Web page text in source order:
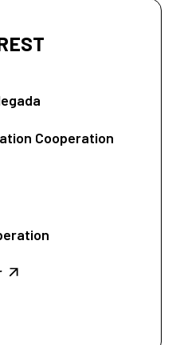
Cooperation